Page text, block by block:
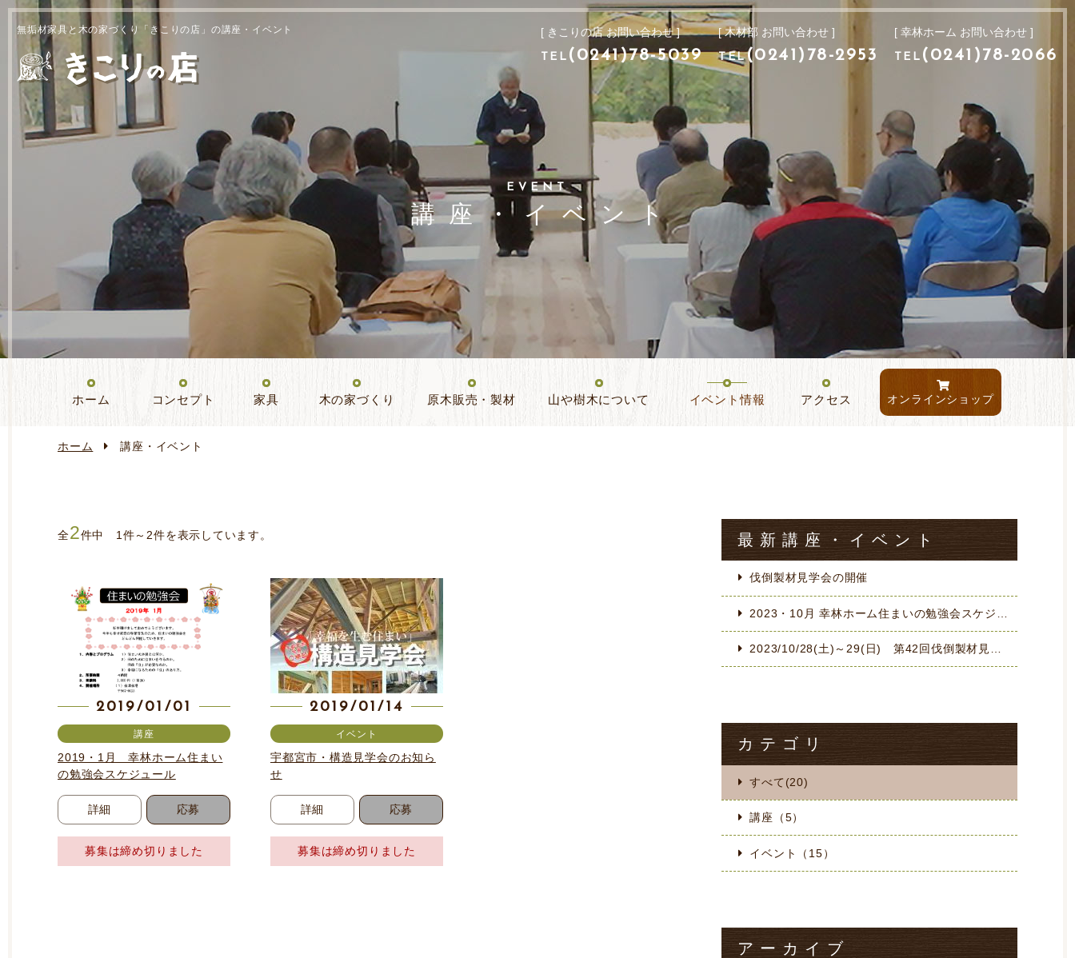
無垢材家具と木の家づくり「きこりの店」の講座・イベント [ きこりの店 お問い合わせ ]
TEL (0241)78-5039
[ 木材部 お問い合わせ ]
TEL(0241)78-2953
[ 幸林ホーム お問い合わせ ]
TEL (0241)78-2066
EVENT
講座・イベント
ホーム コンセプト 家具 木の家づくり 原木販売・製材 山や樹木について イベント情報 アクセス オンラインショップ
ホーム 講座・イベント
全2件中 1件～2件を表示しています。
2019/01/01
講座
2019・1月 幸林ホーム住まい
の勉強会スケジュール
詳細 応募
募集は締め切りました
2019/01/14
イベント
宇都宮市・構造見学会のお知ら
せ
詳細 応募
募集は締め切りました
最新講座・イベント
伐倒製材見学会の開催
2023・10月 幸林ホーム住まいの勉強会スケジュール
2023/10/28(土)～29(日) 第42回伐倒製材見学会
カテゴリ
すべて(20)
講座（5）
イベント（15）
アーカイブ
[ きこりの店 お問い合わせ ]
TEL
(0241)78-5039
[ 木材部 お問い合わせ ]
TEL (0241)78-2953
[ 幸林ホーム お問い合わせ ]
(0241)78-2066